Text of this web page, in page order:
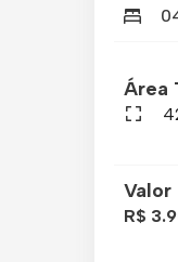
Área
Valor
R$